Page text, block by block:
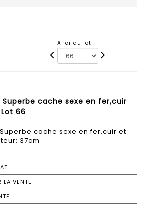
Aller au lot
Superbe cache sexe en fer,cuir
66
Superbe cache sexe en fer,cuir et
37cm
LA VENTE